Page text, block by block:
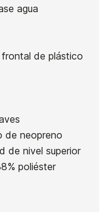
agua
de plástico
de neopreno
de nivel superior
poliéster
para comparar